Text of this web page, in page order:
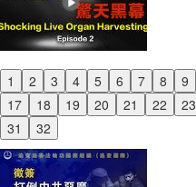
1 2 3 4 5 6 7 8 9
17
18 19 20 21 22 23
31
32
Previous
Next